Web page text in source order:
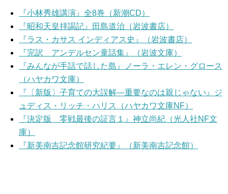
『小林秀雄講演』全8巻（新潮CD）
『昭和天皇拝謁記』田島道治（岩波書店）
『ラス・カサス インディアス史』（岩波書店）
『完訳 アンデルセン童話集』（岩波文庫）
『みんなが手話で話した島』ノーラ・エレン・グロース
（ハヤカワ文庫）
『〔新版〕子育ての大誤解―重要なのは親じゃない』ジ
ュディス・リッチ・ハリス（ハヤカワ文庫NF）
『決定版 零戦最後の証言１』神立尚紀（光人社NF文
庫）
『新美南吉記念館研究紀要』（新美南吉記念館）